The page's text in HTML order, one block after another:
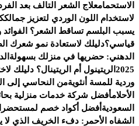
الاستحمامعلاج الشعر التالف بعد
لاستخدام اللون الوردي لتعزيز جمالك
يسبب البلسم تساقط الشعر؟ الفوائد
قياسي؟دليلك لاستعادة نمو شعرك
الدهني: حضريها في منزلك بسهولة
2025 الريتينول أم الريتينال؟ دليلك
وردية للمسة أنثويةمن النحاسي إلى
الأحلامأفضل شركة خدمات منزلية
السعودية أفضل أكواد خصم
الشفاه الأحمر: دفء الخريف الذي لا